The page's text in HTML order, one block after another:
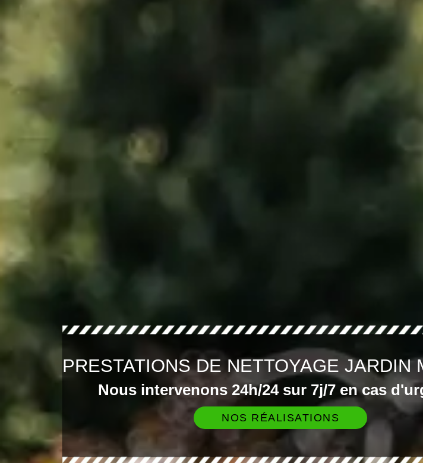
PRESTATIONS DE NETTOYAGE JARDIN
Nous intervenons 24h/24 sur 7j/7 en cas
NOS RÉALISATIONS